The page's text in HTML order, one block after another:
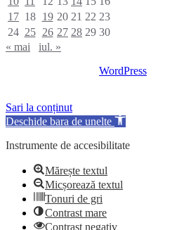
17 18 19 20 21 22 23
24 25 26 27 28 29 30
« mai
iul. »
WordPress
Sari la conținut
Deschide bara de unelte
Instrumente de accesibilitate
Mărește textul
Micșorează textul
Tonuri de gri
Contrast mare
Contrast negativ